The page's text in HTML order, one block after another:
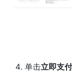
单击立即支付